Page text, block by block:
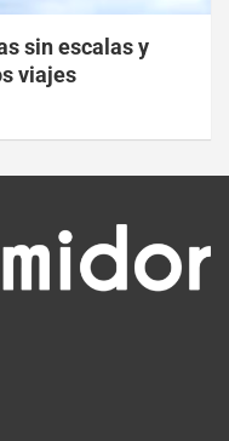
sin escalas y
viajes